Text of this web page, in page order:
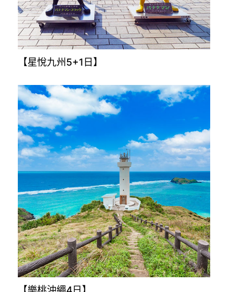
【星悅九州5+1日】